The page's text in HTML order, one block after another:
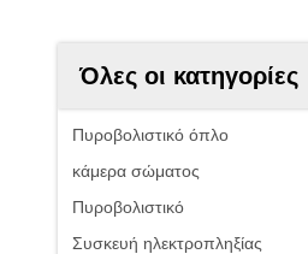
Όλες οι κατηγορίες
Πυροβολιστικό όπλο
κάμερα σώματος
Πυροβολιστικό
Συσκευή ηλεκτροπληξίας